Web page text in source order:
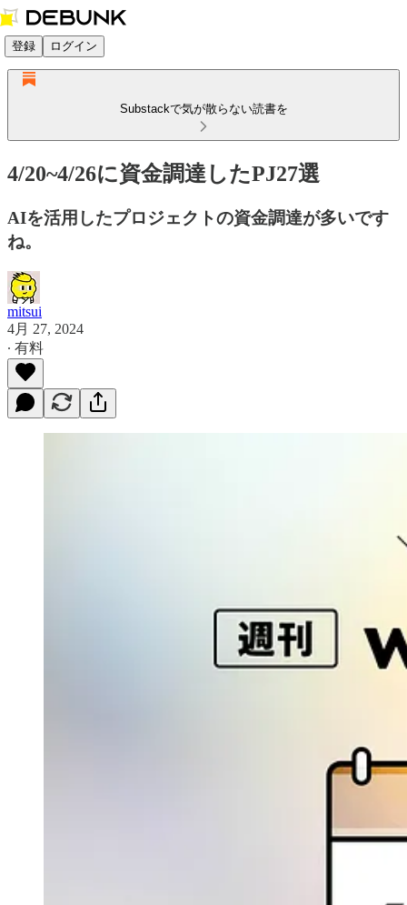
登録 ログイン
Substackで気が散らない読書を
4/20~4/26に資金調達したPJ27選
AIを活用したプロジェクトの資金調達が多いです
ね。
mitsui
4月 27, 2024
∙ 有料